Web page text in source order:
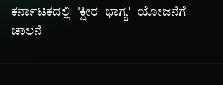
ಕರ್ನಾಟಕದಲ್ಲಿ 'ಕ್ಷೀರ ಭಾಗ್ಯ' ಯೋಜನೆಗೆ
ಚಾಲನೆ